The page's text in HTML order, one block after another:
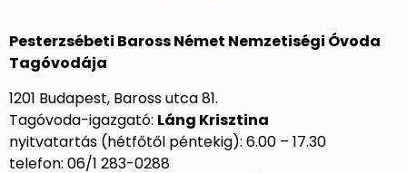
Pesterzsébeti Baross Német Nemzetiségi Óvoda
Tagóvodája
1201 Budapest, Baross utca 81.
Tagóvoda-igazgató: Láng Krisztina
nyitvatartás (hétfőtől péntekig): 6.00 – 17.30
telefon: 06/1 283-0288